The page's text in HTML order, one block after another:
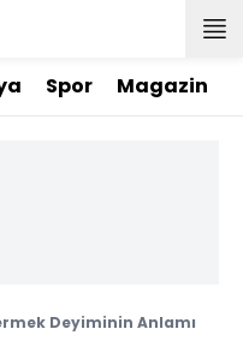
Spor Magazin
Deyiminin Anlamı